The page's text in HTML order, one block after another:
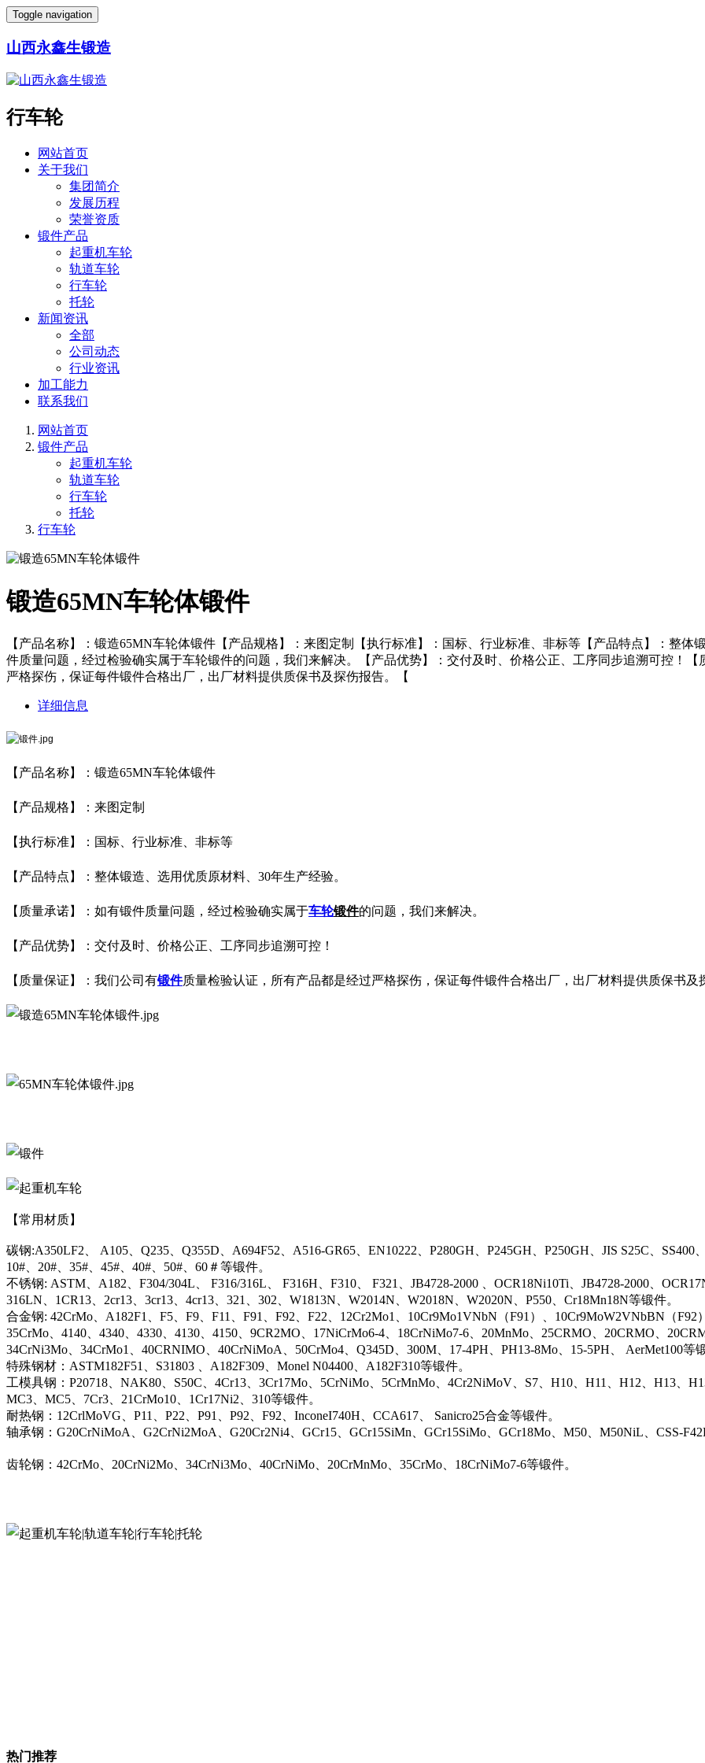
Toggle navigation
山西永鑫生锻造
行车轮
网站首页
关于我们
集团简介
发展历程
荣誉资质
锻件产品
起重机车轮
轨道车轮
行车轮
托轮
新闻资讯
全部
公司动态
行业资讯
加工能力
联系我们
网站首页
锻件产品
起重机车轮
轨道车轮
行车轮
托轮
行车轮
锻造65MN车轮体锻件
【产品名称】：锻造65MN车轮体锻件【产品规格】：来图定制【执行标准】：国标、行业标准、非标等【产品特点】：整
件质量问题，经过检验确实属于车轮锻件的问题，我们来解决。【产品优势】：交付及时、价格公正、工序同步追溯可控！
严格探伤，保证每件锻件合格出厂，出厂材料提供质保书及探伤报告。【
详细信息
【产品名称】：锻造65MN车轮体锻件
【产品规格】：来图定制
【执行标准】：国标、行业标准、非标等
【产品特点】：整体锻造、选用优质原材料、30年生产经验。
【质量承诺】：如有锻件质量问题，经过检验确实属于车轮锻件的问题，我们来解决。
【产品优势】：交付及时、价格公正、工序同步追溯可控！
【质量保证】：我们公司有锻件质量检验认证，所有产品都是经过严格探伤，保证每件锻件合格出厂，出厂材料提供质保书及
【常用材质】
碳钢:A350LF2、 A105、Q235、Q355D、A694F52、A516-GR65、EN10222、P280GH、P245GH、P250GH、JIS S25C、SS400
10#、20#、35#、45#、40#、50#、60＃等锻件。
不锈钢: ASTM、A182、F304/304L、 F316/316L、 F316H、F310、 F321、JB4728-2000 、OCR18Ni10Ti、JB4728-2000、
316LN、1CR13、2cr13、3cr13、4cr13、321、302、W1813N、W2014N、W2018N、W2020N、P550、Cr18Mn18N等锻件。
合金钢: 42CrMo、A182F1、F5、F9、F11、F91、F92、F22、12Cr2Mo1、10Cr9Mo1VNbN（F91）、10Cr9MoW2VNbBN（F92
35CrMo、4140、4340、4330、4130、4150、9CR2MO、17NiCrMo6-4、18CrNiMo7-6、20MnMo、25CRMO、20CRMO、
34CrNi3Mo、34CrMo1、40CRNIMO、40CrNiMoA、50CrMo4、Q345D、300M、17-4PH、PH13-8Mo、15-5PH、 AerMet100等
特殊钢材：ASTM182F51、S31803 、A182F309、Monel N04400、A182F310等锻件。
工模具钢：P20718、NAK80、S50C、4Cr13、3Cr17Mo、5CrNiMo、5CrMnMo、4Cr2NiMoV、S7、H10、H11、H12、H13、
MC3、MC5、7Cr3、21CrMo10、1Cr17Ni2、310等锻件。
耐热钢：12CrlMoVG、P11、P22、P91、P92、F92、InconeI740H、CCA617、 Sanicro25合金等锻件。
轴承钢：G20CrNiMoA、G2CrNi2MoA、G20Cr2Ni4、GCr15、GCr15SiMn、GCr15SiMo、GCr18Mo、M50、M50NiL、CSS-
齿轮钢：42CrMo、20CrNi2Mo、34CrNi3Mo、40CrNiMo、20CrMnMo、35CrMo、18CrNiMo7-6等锻件。
热门推荐